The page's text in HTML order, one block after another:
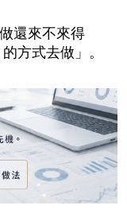
還來不來得
方式去做」。